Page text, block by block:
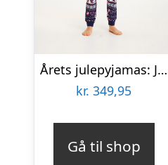
Årets julepyjamas: Julehjerte Pyjamas – herre / mænd.
kr. 349,95
Gå til shop